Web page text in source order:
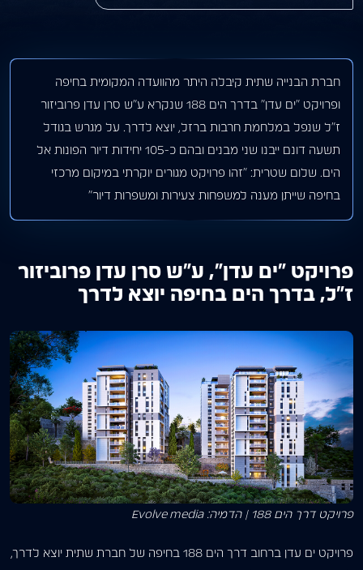
חברת הבנייה שתית קיבלה היתר מהוועדה המקומית בחיפה
ופרויקט “ים עדן” בדרך הים 188 שנקרא ע”ש סרן עדן פרוביזור
ז”ל שנפל במלחמת חרבות ברזל, יוצא לדרך. על מגרש בגודל
תשעה דונם ייבנו שני מבנים ובהם כ-105 יחידות דיור הפונות אל
הים. שלום שטרית: “זהו פרויקט מגורים יוקרתי במיקום מרכזי
בחיפה שייתן מענה למשפחות צעירות ומשפרות דיור”
פרויקט "ים עדן", ע"ש סרן עדן פרוביזור
ז"ל, בדרך הים בחיפה יוצא לדרך
פרויקט דרך הים 188 | הדמיה: Evolve media
פרויקט ים עדן ברחוב דרך הים 188 בחיפה של חברת שתית יוצא לדרך,